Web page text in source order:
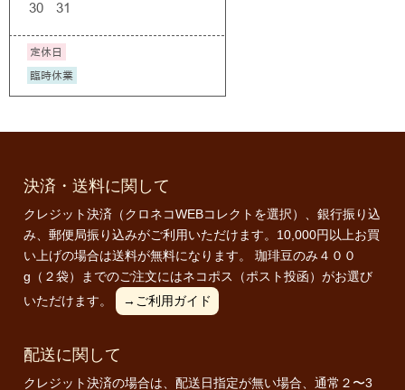
決済・送料に関して
クレジット決済（クロネコWEBコレクトを選択）、銀行振り込
み、郵便局振り込みがご利用いただけます。10,000円以上お買
い上げの場合は送料が無料になります。 珈琲豆のみ４００
g（２袋）までのご注文にはネコポス（ポスト投函）がお選び
いただけます。
→ご利用ガイド
配送に関して
クレジット決済の場合は、配送日指定が無い場合、通常２〜3